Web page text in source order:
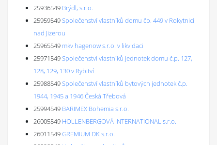
25936549 Brýdl, s.r.o.
25959549Společenství vlastníků domu čp. 449 v Rokytnici
nad Jizerou
25965549 mkv hagenow s.r.o. v likvidaci
25971549Společenství vlastníků jednotek domu č.p. 127,
128, 129, 130 v Rybitví
25988549Společenství vlastníků bytových jednotek č.p.
1944, 1945 a 1946 Česká Třebová
25994549 BARIMEX Bohemia s.r.o.
26005549 HOLLENBERGOVÁ INTERNATIONAL s.r.o.
26011549GREMIUM DK s.r.o.